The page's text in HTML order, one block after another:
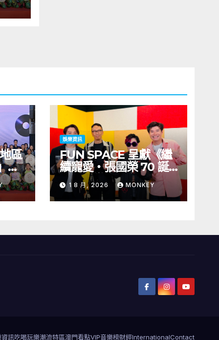
》
王
區
藝
》
王
娛樂資訊
FUN SPACE 呈獻《繼
續寵愛・張國榮 70 誕
辰・音樂會》 門票 8 月
1 日至 10 日於「健康．
旦」優先訂購
1 8 月, 2026 MONKEY
資訊吃喝玩樂潮流特區澳門看點VIP音樂榜財經InternationalContact